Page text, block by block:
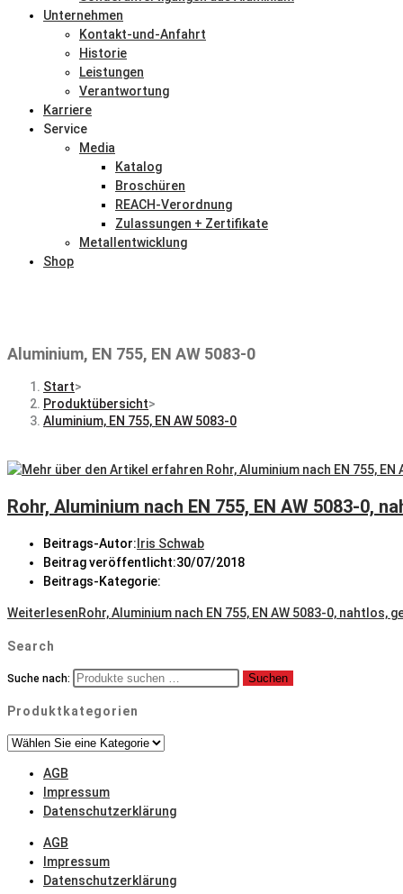
Unternehmen
Kontakt-und-Anfahrt
Historie
Leistungen
Verantwortung
Karriere
Service
Media
Katalog
Broschüren
REACH-Verordnung
Zulassungen + Zertifikate
Metallentwicklung
Shop
Aluminium, EN 755, EN AW 5083-0
Start>
Produktübersicht>
Aluminium, EN 755, EN AW 5083-0
Rohr, Aluminium nach EN 755, EN AW 5083-0,
Beitrags-Autor: Iris Schwab
Beitrag veröffentlicht:30/07/2018
Beitrags-Kategorie:
WeiterlesenRohr, Aluminium nach EN 755, EN AW 5083-0, nahtlos,
Search
Suche nach: Suchen
Produktkategorien
AGB
Impressum
Datenschutzerklärung
AGB
Impressum
Datenschutzerklärung